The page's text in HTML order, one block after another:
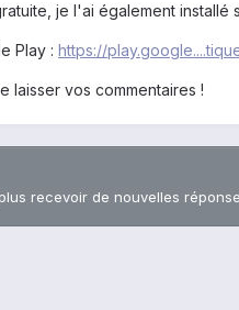
je l'ai également installé
Play : https://
laisser vos commentaires !
recevoir de nouvelles